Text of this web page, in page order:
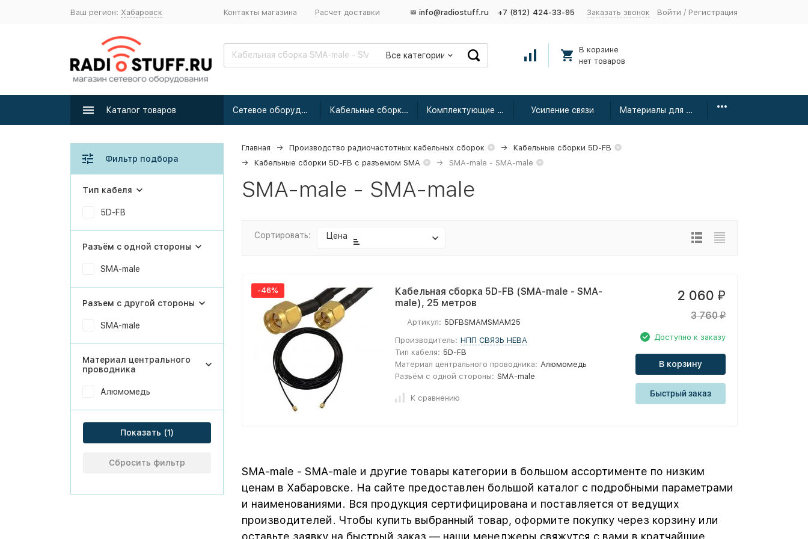
Ваш регион: Хабаровск Контакты магазина Расчет доставки info@radiostuff.ru +7 (812) 424-33-95 Заказать звонок Войти / Регистрация
Все категории
В корзине
нет товаров
Каталог товаров Сетевое оборудование Кабельные сборки радиочастотные Комплектующие для усиления Усиление связи Материалы для монтажа
Главная Производство радиочастотных кабельных сборок
Кабельные сборки 5D-FB
Кабельные сборки 5D-FB с разъемом SMA
SMA-male - SMA-male
SMA-male - SMA-male
Сортировать: Цена
-46%
Кабельная сборка 5D-FB (SMA-male - SMA-
male), 25 метров
Артикул: 5DFBSMAMSMAM25
Производитель: НПП СВЯЗЬ НЕВА
Тип кабеля: 5D-FB
Материал центрального проводника: Алюмомедь
Разъём с одной стороны: SMA-male
К сравнению
2 060 ₽
3 760₽
Доступно к заказу
В корзину
Быстрый заказ
SMA-male - SMA-male и другие товары категории в большом ассортименте по низким
ценам в Хабаровске. На сайте предоставлен большой каталог с подробными параметрами
и наименованиями. Вся продукция сертифицирована и поставляется от ведущих
производителей. Чтобы купить выбранный товар, оформите покупку через корзину или
оставьте заявку на быстрый заказ — наши менеджеры свяжутся с вами в кратчайшие
Фильтр подбора
Тип кабеля
5D-FB
Разъём с одной стороны
SMA-male
Разъем с другой стороны
SMA-male
Материал центрального
проводника
Алюмомедь
Показать
Сбросить фильтр